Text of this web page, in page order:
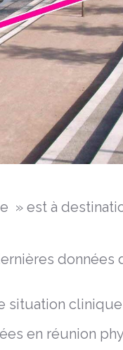
» est à
données
situation clinique
en réunion